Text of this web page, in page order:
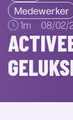
Medewerker
1m 08/02/